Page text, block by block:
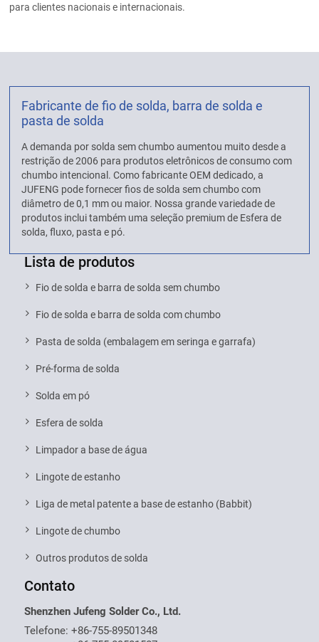
para clientes nacionais e internacionais.
Fabricante de fio de solda, barra de solda e
pasta de solda
A demanda por solda sem chumbo aumentou muito desde a
restrição de 2006 para produtos eletrônicos de consumo com
chumbo intencional. Como fabricante OEM dedicado, a
JUFENG pode fornecer fios de solda sem chumbo com
diâmetro de 0,1 mm ou maior. Nossa grande variedade de
produtos inclui também uma seleção premium de Esfera de
solda, fluxo, pasta e pó.
Lista de produtos
Fio de solda e barra de solda sem chumbo
Fio de solda e barra de solda com chumbo
Pasta de solda (embalagem em seringa e garrafa)
Pré-forma de solda
Solda em pó
Esfera de solda
Limpador a base de água
Lingote de estanho
Liga de metal patente a base de estanho (Babbit)
Lingote de chumbo
Outros produtos de solda
Contato
Shenzhen Jufeng Solder Co., Ltd.
Telefone:+86-755-89501348